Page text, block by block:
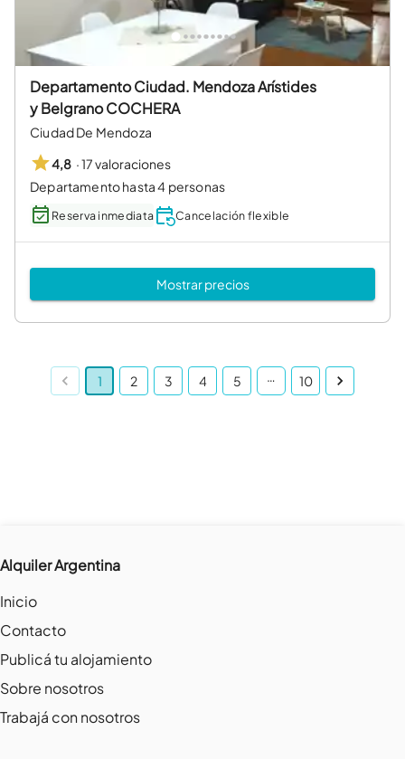
Departamento Ciudad. Mendoza Arístides
y Belgrano COCHERA
Ciudad De Mendoza
4,8 ·17 valoraciones
Departamento hasta 4 personas
Reserva inmediata Cancelación flexible
Mostrar precios
1 2 3 4 5 … 10
Alquiler Argentina
Inicio
Contacto
Publicá tu alojamiento
Sobre nosotros
Trabajá con nosotros